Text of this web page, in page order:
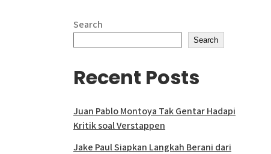
Search
Search
Recent Posts
Juan Pablo Montoya Tak Gentar Hadapi
Kritik soal Verstappen
Jake Paul Siapkan Langkah Berani dari